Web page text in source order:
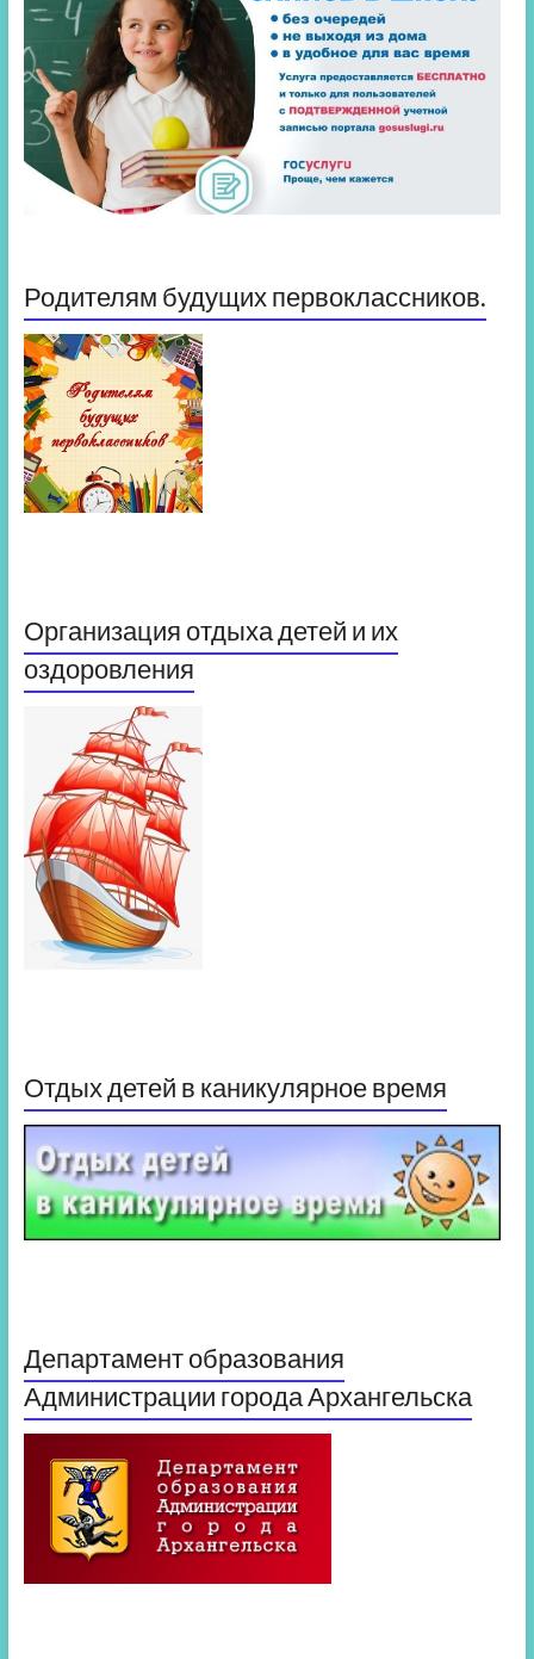
Родителям будущих первоклассников.
Организация отдыха детей и их
оздоровления
Отдых детей в каникулярное время
Департамент образования
Администрации города Архангельска